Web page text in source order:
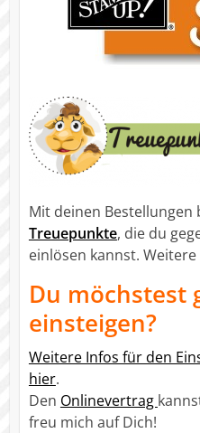
Mit deinen
Treuepunkte, die du
einlösen kannst.
Du möchstest
einsteigen?
Weitere Infos für den
hier.
Den Onlinevertrag
freu mich auf Dich!